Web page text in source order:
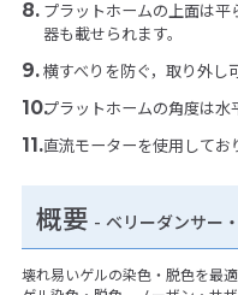
プラットホームの上面は
器も載せられます。
横すべりを防ぐ，取り外し
プラットホームの角度は水
直流モーターを使用してお
概要 - ベリーダンサー
壊れ易いゲルの染色・脱色を最